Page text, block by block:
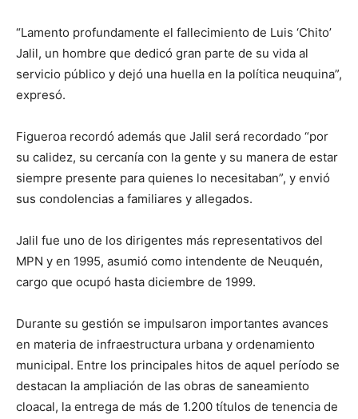
“Lamento profundamente el fallecimiento de Luis ‘Chito’
Jalil, un hombre que dedicó gran parte de su vida al
servicio público y dejó una huella en la política neuquina”,
expresó.
Figueroa recordó además que Jalil será recordado “por
su calidez, su cercanía con la gente y su manera de estar
siempre presente para quienes lo necesitaban”, y envió
sus condolencias a familiares y allegados.
Jalil fue uno de los dirigentes más representativos del
MPN y en 1995, asumió como intendente de Neuquén,
cargo que ocupó hasta diciembre de 1999.
Durante su gestión se impulsaron importantes avances
en materia de infraestructura urbana y ordenamiento
municipal. Entre los principales hitos de aquel período se
destacan la ampliación de las obras de saneamiento
cloacal, la entrega de más de 1.200 títulos de tenencia de